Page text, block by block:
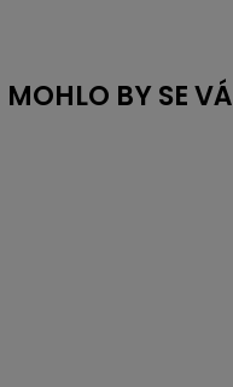
MOHLO BY SE